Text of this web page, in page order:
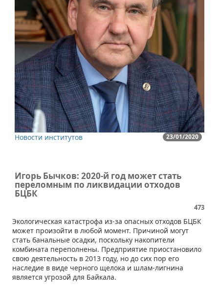
23/01/2020
Новости институтов
Игорь Бычков: 2020-й год может стать
переломным по ликвидации отходов
БЦБК
473
​Экологическая катастрофа из-за опасных отходов БЦБК
может произойти в любой момент. Причиной могут
стать банальные осадки, поскольку накопители
комбината переполнены. Предприятие приостановило
свою деятельность в 2013 году, но до сих пор его
наследие в виде черного щелока и шлам-лигнина
является угрозой для Байкала.